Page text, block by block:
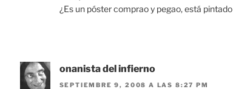
¿Es un póster comprao y pegao, está
onanista del infierno
SEPTIEMBRE 9, 2008 A LAS 8:27 PM